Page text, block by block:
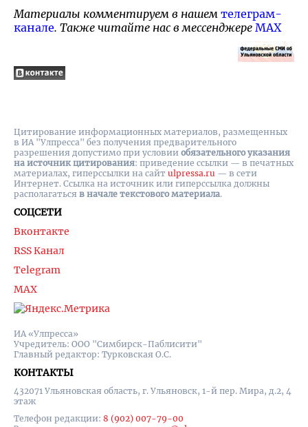
Материалы комментируем в нашем телеграм-
канале. Также читайте нас в мессенджере MAX
ИА «Улпресса»
Учредитель: ООО "Симбирск-Паблисити"
Главный редактор: Турковская О.С.
КОНТАКТЫ
432071 Ульяновская область, г. Ульяновск, 1-й пер. Мира, д.2, 4
этаж
Телефон редакции: 8 (902) 007-79-00
СОЦСЕТИ
Вконтакте
RSS Канал
Telegram
MAX
Цитирование информационных материалов, размещенных
в ИА "Улпресса" без получения предварительного
разрешения допустимо при условии обязательного указания
на источник цитирования: приведение ссылки — в печатных
материалах, гиперссылки на cайт ulpressa.ru — в сети
Интернет. Ссылка на источник или гиперссылка должны
располагаться в начале текстового материала.